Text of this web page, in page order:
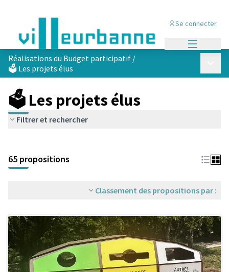
Se connecter
Réalisations du Budget participatif /
🗳️ Les projets élus
🗳️ Les projets élus
Filtrer et rechercher
+
−
65 propositions
Classement des propositions par :